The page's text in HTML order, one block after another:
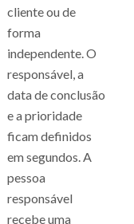
cliente ou de
forma
independente. O
responsável, a
data de conclusão
e a prioridade
ficam definidos
em segundos. A
pessoa
responsável
recebe uma